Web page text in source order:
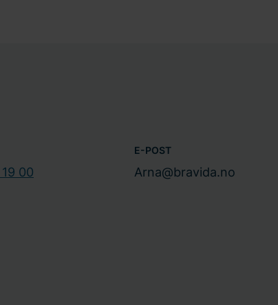
00
E-POST
Arna@bravida.no